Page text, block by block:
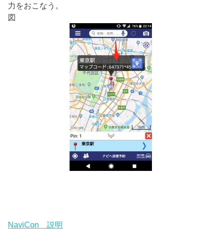
力をおこなう。
図
NaviCon 説明